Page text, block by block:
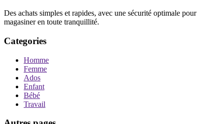
Des achats simples et rapides, avec une sécurité optimale pour
magasiner en toute tranquillité.
Categories
Homme
Femme
Ados
Enfant
Bébé
Travail